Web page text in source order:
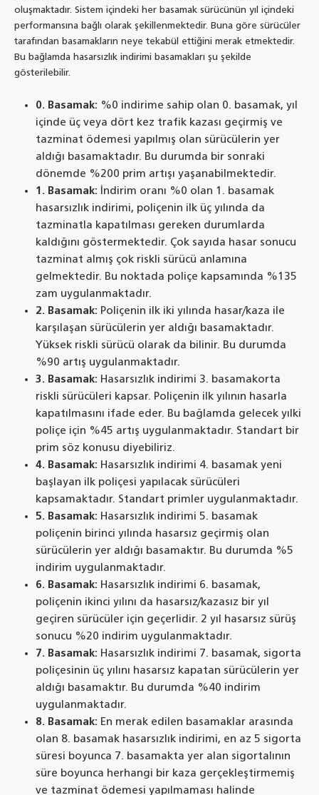
oluşmaktadır. Sistem içindeki her basamak sürücünün yıl içindeki
performansına bağlı olarak şekillenmektedir. Buna göre sürücüler
tarafından basamakların neye tekabül ettiğini merak etmektedir.
Bu bağlamda hasarsızlık indirimi basamakları şu şekilde
gösterilebilir.
0. Basamak: %0 indirime sahip olan 0. basamak, yıl
içinde üç veya dört kez trafik kazası geçirmiş ve
tazminat ödemesi yapılmış olan sürücülerin yer
aldığı basamaktadır. Bu durumda bir sonraki
dönemde %200 prim artışı yaşanabilmektedir.
1. Basamak: İndirim oranı %0 olan 1. basamak
hasarsızlık indirimi, poliçenin ilk üç yılında da
tazminatla kapatılması gereken durumlarda
kaldığını göstermektedir. Çok sayıda hasar sonucu
tazminat almış çok riskli sürücü anlamına
gelmektedir. Bu noktada poliçe kapsamında %135
zam uygulanmaktadır.
2. Basamak: Poliçenin ilk iki yılında hasar/kaza ile
karşılaşan sürücülerin yer aldığı basamaktadır.
Yüksek riskli sürücü olarak da bilinir. Bu durumda
%90 artış uygulanmaktadır.
3. Basamak: Hasarsızlık indirimi 3. basamakorta
riskli sürücüleri kapsar. Poliçenin ilk yılının hasarla
kapatılmasını ifade eder. Bu bağlamda gelecek yılki
poliçe için %45 artış uygulanmaktadır. Standart bir
prim söz konusu diyebiliriz.
4. Basamak: Hasarsızlık indirimi 4. basamak yeni
başlayan ilk poliçesi yapılacak sürücüleri
kapsamaktadır. Standart primler uygulanmaktadır.
5. Basamak: Hasarsızlık indirimi 5. basamak
poliçenin birinci yılında hasarsız geçirmiş olan
sürücülerin yer aldığı basamaktır. Bu durumda %5
indirim uygulanmaktadır.
6. Basamak: Hasarsızlık indirimi 6. basamak,
poliçenin ikinci yılını da hasarsız/kazasız bir yıl
geçiren sürücüler için geçerlidir. 2 yıl hasarsız sürüş
sonucu %20 indirim uygulanmaktadır.
7. Basamak: Hasarsızlık indirimi 7. basamak, sigorta
poliçesinin üç yılını hasarsız kapatan sürücülerin yer
aldığı basamaktır. Bu durumda %40 indirim
uygulanmaktadır.
8. Basamak: En merak edilen basamaklar arasında
olan 8. basamak hasarsızlık indirimi, en az 5 sigorta
süresi boyunca 7. basamakta yer alan sigortalının
süre boyunca herhangi bir kaza gerçekleştirmemiş
ve tazminat ödemesi yapılmaması halinde